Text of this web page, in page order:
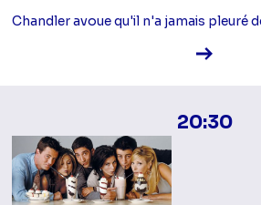
Chandler avoue qu'il n'a jamais pleuré
Voir la
20:30